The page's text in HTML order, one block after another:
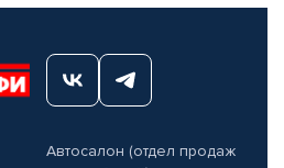
Автосалон (отдел продаж